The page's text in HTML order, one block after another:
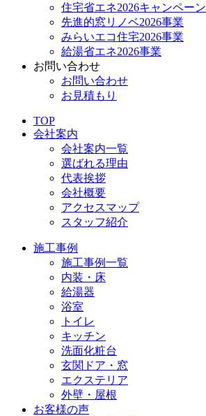
住宅省エネ2026キャンペーン
先進的窓リノベ2026事業
みらいエコ住宅2026事業
給湯省エネ2026事業
お問い合わせ
お問い合わせ
お見積もり
TOP
会社案内
会社案内一覧
選ばれる理由
代表挨拶
会社概要
アクセスマップ
スタッフ紹介
施工事例
施工事例一覧
内装・床
給湯器
浴室
トイレ
キッチン
洗面化粧台
玄関ドア・窓
エクステリア
外壁・屋根
お客様の声